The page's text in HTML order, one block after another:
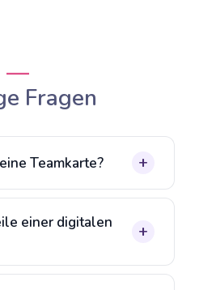
Fragen
Teamkarte?
einer digitalen